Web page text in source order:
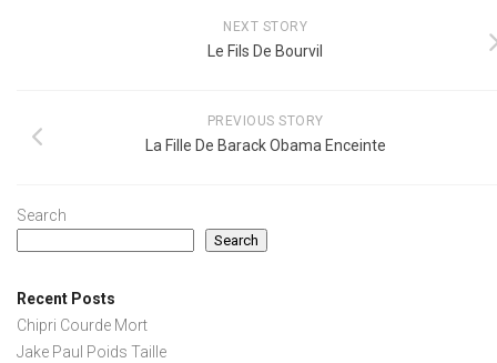
NEXT STORY
Le Fils De Bourvil
PREVIOUS STORY
La Fille De Barack Obama Enceinte
Search
Search
Recent Posts
Chipri Courde Mort
Jake Paul Poids Taille